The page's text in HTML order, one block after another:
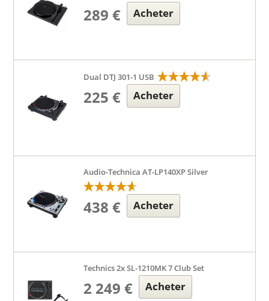
289 € Acheter
Dual DTJ 301-1 USB
225 € Acheter
Audio-Technica AT-LP140XP Silver
438 € Acheter
Technics 2x SL-1210MK 7 Club Set
2 249 € Acheter